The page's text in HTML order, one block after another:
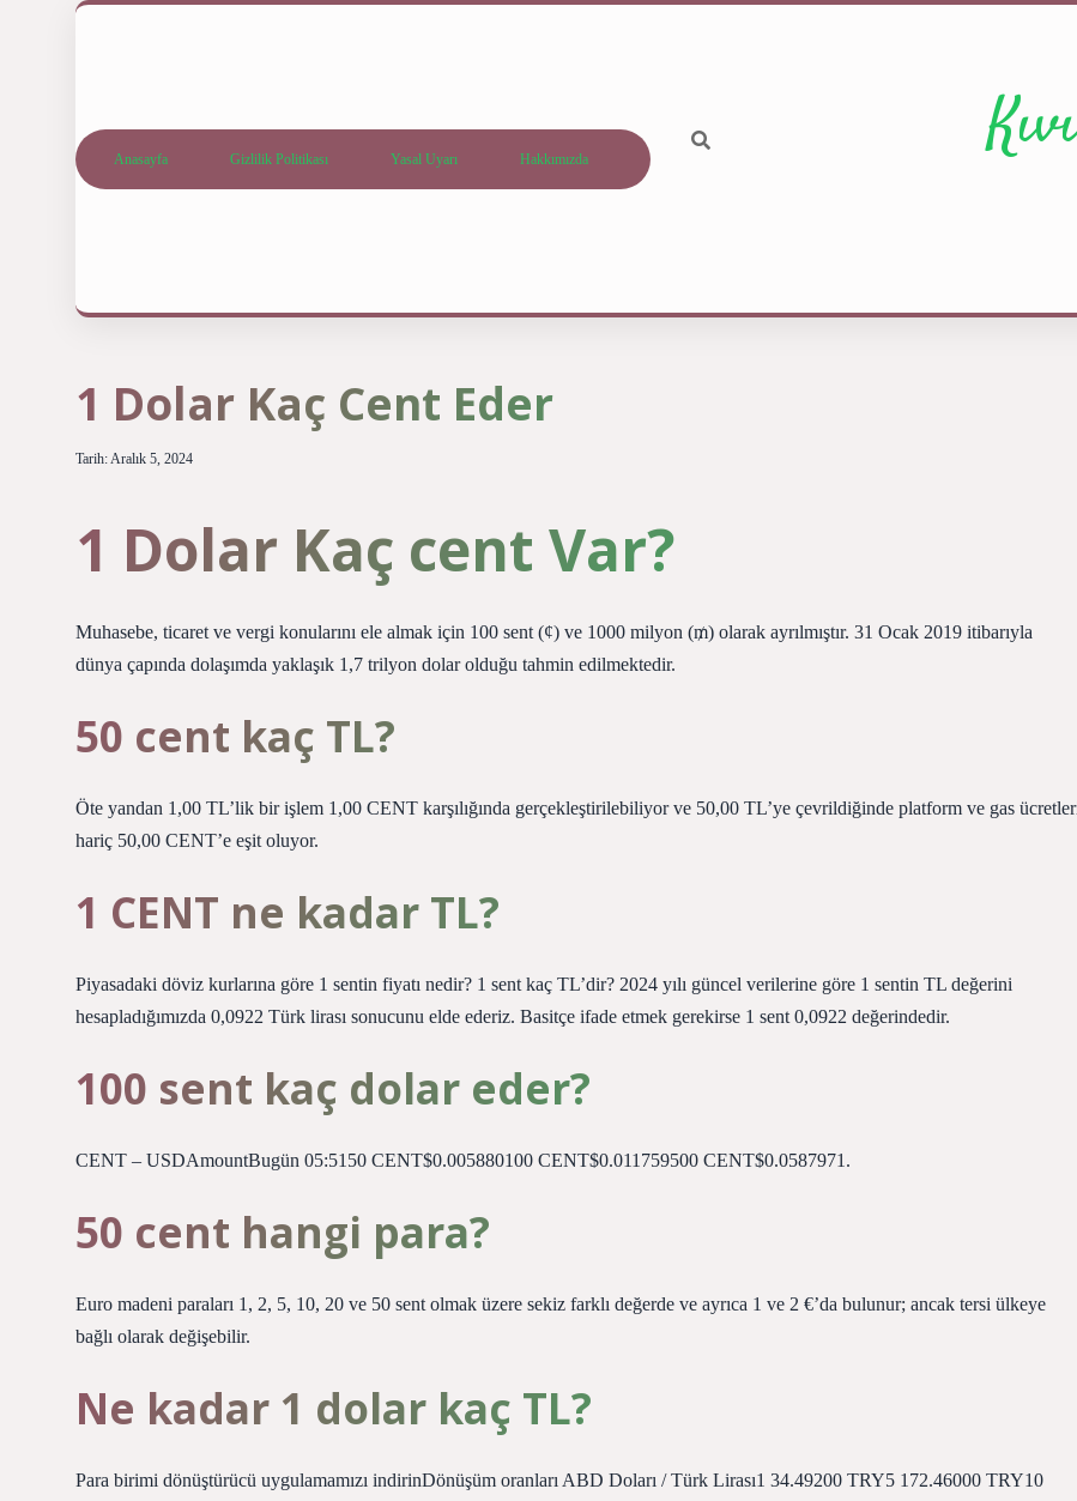
Anasayfa Gizlilik Politikası Yasal Uyarı Hakkımızda
1 Dolar Kaç Cent Eder
Tarih: Aralık 5, 2024
1 Dolar Kaç cent Var?
Muhasebe, ticaret ve vergi konularını ele almak için 100 sent (¢) ve 1000 milyon (₥) olarak ayrılmıştır. 31 Ocak 2019 itibarıyla
dünya çapında dolaşımda yaklaşık 1,7 trilyon dolar olduğu tahmin edilmektedir.
50 cent kaç TL?
Öte yandan 1,00 TL’lik bir işlem 1,00 CENT karşılığında gerçekleştirilebiliyor ve 50,00 TL’ye çevrildiğinde platform ve gas
hariç 50,00 CENT’e eşit oluyor.
1 CENT ne kadar TL?
Piyasadaki döviz kurlarına göre 1 sentin fiyatı nedir? 1 sent kaç TL’dir? 2024 yılı güncel verilerine göre 1 sentin TL değerini
hesapladığımızda 0,0922 Türk lirası sonucunu elde ederiz. Basitçe ifade etmek gerekirse 1 sent 0,0922 değerindedir.
100 sent kaç dolar eder?
CENT – USDAmountBugün 05:5150 CENT$0.005880100 CENT$0.011759500 CENT$0.0587971.
50 cent hangi para?
Euro madeni paraları 1, 2, 5, 10, 20 ve 50 sent olmak üzere sekiz farklı değerde ve ayrıca 1 ve 2 €’da bulunur; ancak tersi ülkeye
bağlı olarak değişebilir.
Ne kadar 1 dolar kaç TL?
Para birimi dönüştürücü uygulamamızı indirinDönüşüm oranları ABD Doları / Türk Lirası1 34.49200 TRY5 172.46000 TRY10